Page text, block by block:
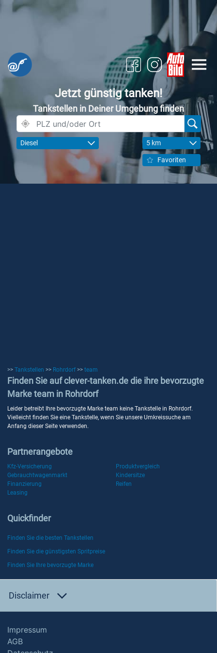
Jetzt günstig tanken!
Tankstellen in Deiner Umgebung finden
Diesel 5 km
Favoriten
>> Tankstellen >> Rohrdorf >> team
Finden Sie auf clever-tanken.de die ihre bevorzugte
Marke team in Rohrdorf
Leider betreibt Ihre bevorzugte Marke team keine Tankstelle in Rohrdorf.
Vielleicht finden Sie eine Tankstelle, wenn Sie unsere Umkreissuche am
Anfang dieser Seite verwenden.
Partnerangebote
Kfz-Versicherung
Produktvergleich
Gebrauchtwagenmarkt
Kindersitze
Finanzierung
Reifen
Leasing
Quickfinder
Finden Sie die besten Tankstellen
Finden Sie die günstigsten Spritpreise
Finden Sie Ihre bevorzugte Marke
Disclaimer
Impressum
AGB